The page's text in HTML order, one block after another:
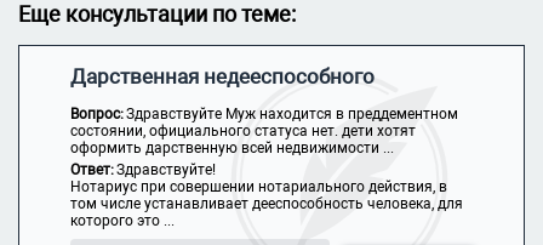
Еще консультации по теме:
Дарственная недееспособного
Вопрос:Здравствуйте Муж находится в преддементном
состоянии, официального статуса нет. дети хотят
оформить дарственную всей недвижимости ...
Ответ:Здравствуйте!
Нотариус при совершении нотариального действия, в
том числе устанавливает дееспособность человека, для
которого это ...